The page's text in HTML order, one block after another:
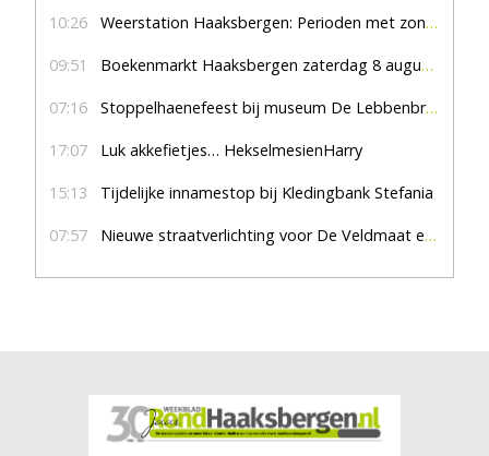
10:26 Weerstation Haaksbergen: Perioden met zon en droog
09:51 Boekenmarkt Haaksbergen zaterdag 8 augustus, marktplein Haaksbergen
07:16 Stoppelhaenefeest bij museum De Lebbenbrugge
17:07 Luk akkefietjes… HekselmesienHarry
15:13 Tijdelijke innamestop bij Kledingbank Stefania
07:57 Nieuwe straatverlichting voor De Veldmaat en De Pas